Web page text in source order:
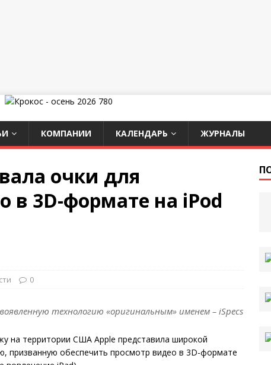
КОМПАНИИ КАЛЕНДАРЬ ЖУРНАЛЫ
очки для
в 3D-формате на iPod
0
технологию «оригинальным» именем – iSpecs
на территории США Apple представила широкой
призванную обеспечить просмотр видео в 3D-формате